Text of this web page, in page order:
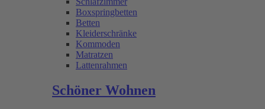
Boxspringbetten
Betten
Kleiderschränke
Kommoden
Matratzen
Lattenrahmen
Schöner Wohnen